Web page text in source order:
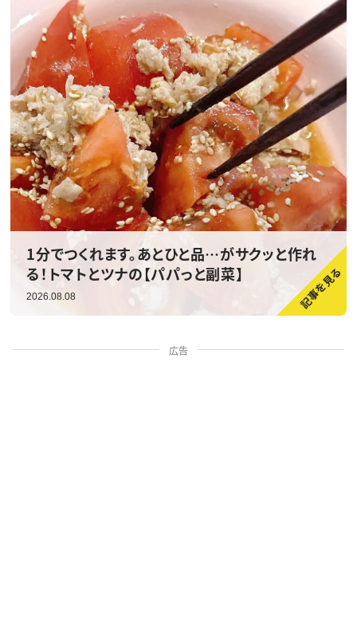
1分でつくれます。あとひと品…がサクッと作れ
る！トマトとツナの【パパっと副菜】
2026.08.08
広告